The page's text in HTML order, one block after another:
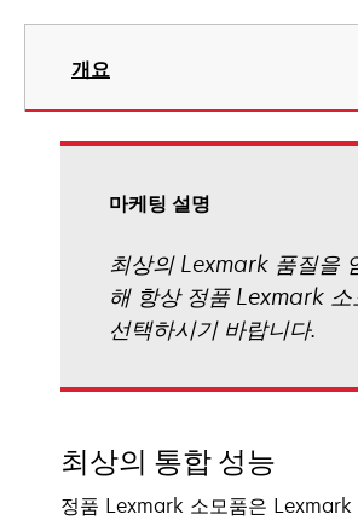
개요
마케팅 설명
최상의 Lexmark 품질을
해 항상 정품 Lexmark 소
선택하시기 바랍니다.
최상의 통합 성능
정품 Lexmark 소모품은 Lexmark